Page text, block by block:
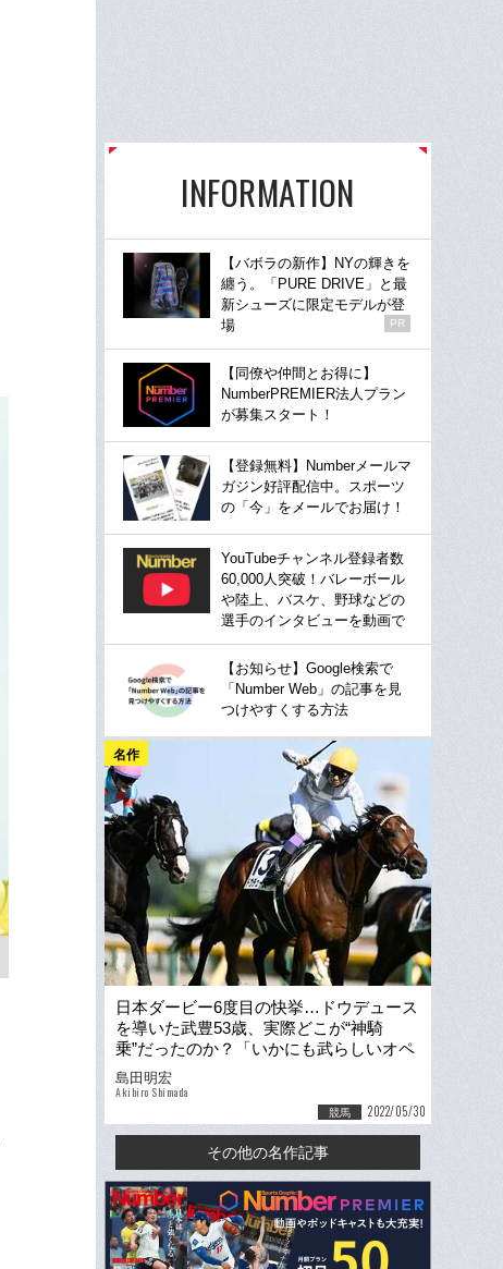
INFORMATION
【バボラの新作】NYの輝きを
纏う。「PURE DRIVE」と最
新シューズに限定モデルが登
場
PR
【同僚や仲間とお得に】
NumberPREMIER法人プラン
が募集スタート！
【登録無料】Numberメールマ
ガジン好評配信中。スポーツ
の「今」をメールでお届け！
YouTubeチャンネル登録者数
60,000人突破！バレーボール
や陸上、バスケ、野球などの
選手のインタビューを動画で
【お知らせ】Google検索で
「Number Web」の記事を見
つけやすくする方法
名作
日本ダービー6度目の快挙…ドウデュース
を導いた武豊53歳、実際どこが“神騎
乗”だったのか？「いかにも武らしいオペ
レーション」
島田明宏
Akihiro Shimada
競馬 2022/05/30
その他の名作記事